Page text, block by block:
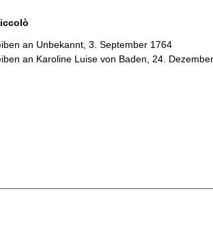
an Unbekannt, 3. September 1764
an Karoline Luise von Baden, 24.